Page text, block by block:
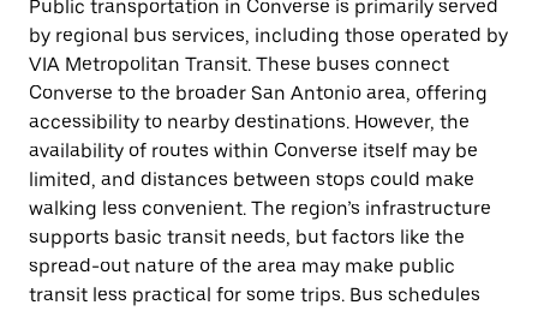
Public transportation in Converse is primarily served
by regional bus services, including those operated by
VIA Metropolitan Transit. These buses connect
Converse to the broader San Antonio area, offering
accessibility to nearby destinations. However, the
availability of routes within Converse itself may be
limited, and distances between stops could make
walking less convenient. The region’s infrastructure
supports basic transit needs, but factors like the
spread-out nature of the area may make public
transit less practical for some trips. Bus schedules